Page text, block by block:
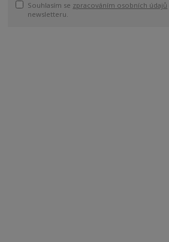
Souhlasím se zpracováním osobních údajů
newsletteru.